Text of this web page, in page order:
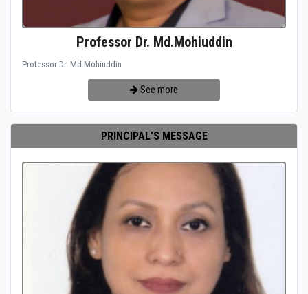
Professor Dr. Md.Mohiuddin
Professor Dr. Md.Mohiuddin
See more
PRINCIPAL'S MESSAGE